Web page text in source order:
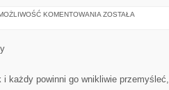
KOMENTOWANIA DLA
ZOSTAŁA
każdy powinni go wnikliwie przemyśleć,